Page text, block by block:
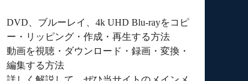
DVD、ブルーレイ、4k UHD Blu-rayをコピ
ー・リッピング・作成・再生する方法
動画を視聴・ダウンロード・録画・変換・
編集する方法